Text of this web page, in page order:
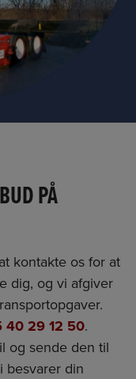
PÅ
kontakte os for at
dig, og vi afgiver
40 29 12 50.
og sende den til
din